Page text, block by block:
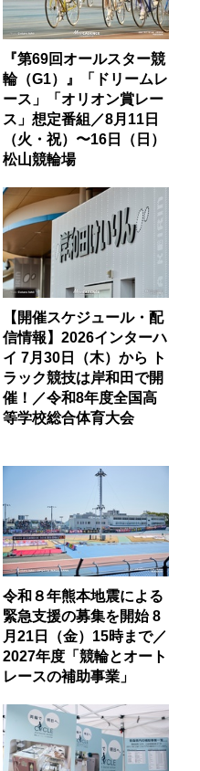
『第69回オールスター競
輪（G1）』「ドリームレ
ース」「オリオン賞レー
ス」想定番組／8月11日
（火・祝）〜16日（日）
松山競輪場
【開催スケジュール・配
信情報】2026インターハ
イ 7月30日（木）から ト
ラック競技は岸和田で開
催！／令和8年度全国高
等学校総合体育大会
令和８年熊本地震による
緊急支援の募集を開始 8
月21日（金）15時まで／
2027年度「競輪とオート
レースの補助事業」